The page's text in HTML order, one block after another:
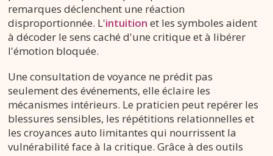
remarques déclenchent une réaction
disproportionnée. L'intuition et les symboles aident
à décoder le sens caché d'une critique et à libérer
l'émotion bloquée.
Une consultation de voyance ne prédit pas
seulement des événements, elle éclaire les
mécanismes intérieurs. Le praticien peut repérer les
blessures sensibles, les répétitions relationnelles et
les croyances auto limitantes qui nourrissent la
vulnérabilité face à la critique. Grâce à des outils